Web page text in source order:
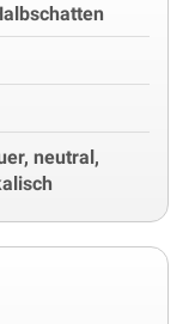
neutral,